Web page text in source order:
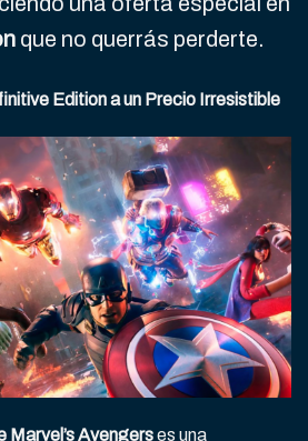
que no querrás perderte.
Edition a un Precio Irresistible
Marvel’s Avengerses una